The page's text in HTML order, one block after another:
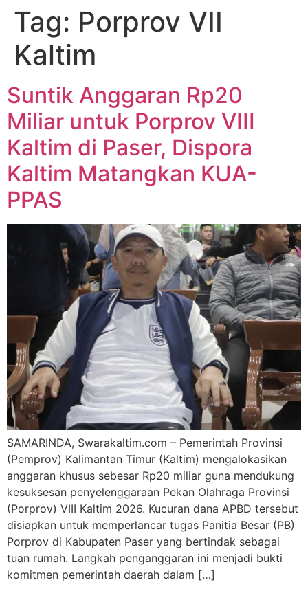
Tag: Porprov VII
Kaltim
Suntik Anggaran Rp20
Miliar untuk Porprov VIII
Kaltim di Paser, Dispora
Kaltim Matangkan KUA-
PPAS
SAMARINDA, Swarakaltim.com – Pemerintah Provinsi
(Pemprov) Kalimantan Timur (Kaltim) mengalokasikan
anggaran khusus sebesar Rp20 miliar guna mendukung
kesuksesan penyelenggaraan Pekan Olahraga Provinsi
(Porprov) VIII Kaltim 2026. Kucuran dana APBD tersebut
disiapkan untuk memperlancar tugas Panitia Besar (PB)
Porprov di Kabupaten Paser yang bertindak sebagai
tuan rumah. Langkah penganggaran ini menjadi bukti
komitmen pemerintah daerah dalam […]